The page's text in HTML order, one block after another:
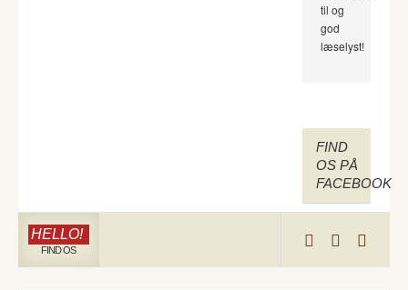
til og
god
læselyst!
FIND
OS PÅ
FACEBOOK
HELLO!
FIND OS